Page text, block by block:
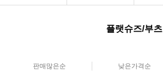
플랫슈즈/부츠
판매많은순 낮은가격순